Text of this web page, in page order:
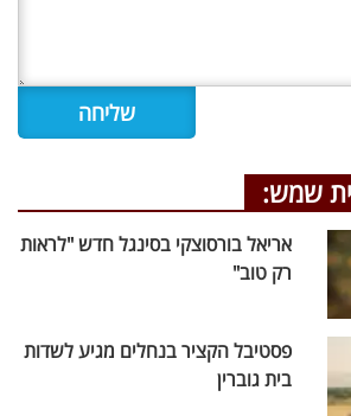
שמש:
אריאל בורסוצקי בסינגל חדש "לראות
רק טוב"
פסטיבל הקציר בנחלים מגיע לשדות
בית גוברין